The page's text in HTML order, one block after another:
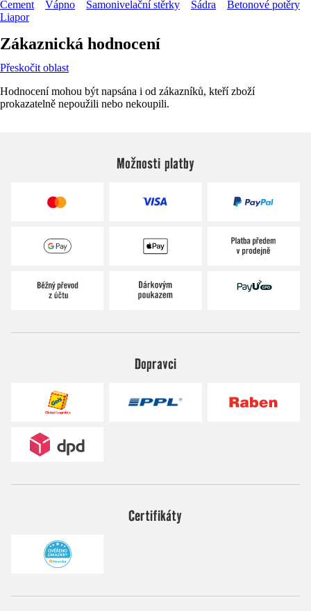
Cement
Vápno Samonivelační stěrky Sádra
Betonové potěry
Liapor
Zákaznická hodnocení
Přeskočit oblast
Hodnocení mohou být napsána i od zákazníků, kteří zboží
prokazatelně nepoužili nebo nekoupili.
Možnosti platby
Dopravci
Certifikáty